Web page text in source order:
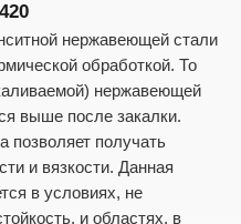
нержавеющей стали
обработкой. То
нержавеющей
выше после закалки.
позволяет получать
и вязкости. Данная
в условиях, не
и областях, в